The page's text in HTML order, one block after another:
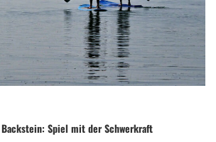
Backstein: Spiel mit der Schwerkraft